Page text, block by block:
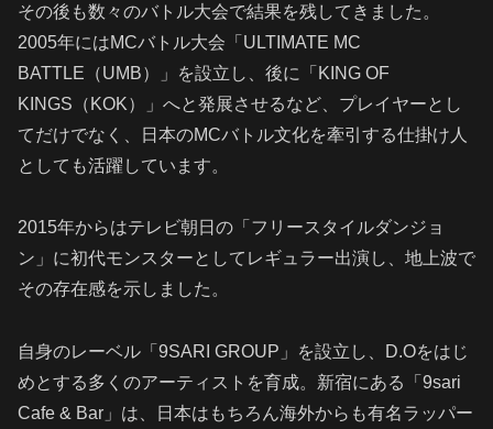
その後も数々のバトル大会で結果を残してきました。
2005年にはMCバトル大会「ULTIMATE MC
BATTLE（UMB）」を設立し、後に「KING OF
KINGS（KOK）」へと発展させるなど、プレイヤーとし
てだけでなく、日本のMCバトル文化を牽引する仕掛け人
としても活躍しています。
2015年からはテレビ朝日の「フリースタイルダンジョ
ン」に初代モンスターとしてレギュラー出演し、地上波で
その存在感を示しました。
自身のレーベル「9SARI GROUP」を設立し、D.Oをはじ
めとする多くのアーティストを育成。新宿にある「9sari
Cafe & Bar」は、日本はもちろん海外からも有名ラッパー